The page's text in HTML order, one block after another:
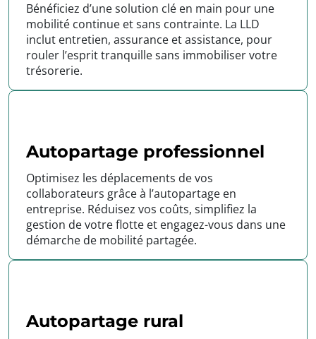
Bénéficiez d’une solution clé en main pour une
mobilité continue et sans contrainte. La LLD
inclut entretien, assurance et assistance, pour
rouler l’esprit tranquille sans immobiliser votre
trésorerie.
Autopartage professionnel
Optimisez les déplacements de vos
collaborateurs grâce à l’autopartage en
entreprise. Réduisez vos coûts, simplifiez la
gestion de votre flotte et engagez-vous dans une
démarche de mobilité partagée.
Autopartage rural